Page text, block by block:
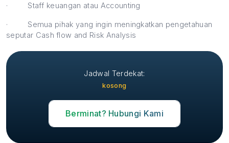
·
Staff keuangan atau Accounting
·
Semua pihak yang ingin meningkatkan pengetahuan
seputar Cash flow and Risk Analysis
Jadwal Terdekat:
kosong
Berminat? Hubungi Kami